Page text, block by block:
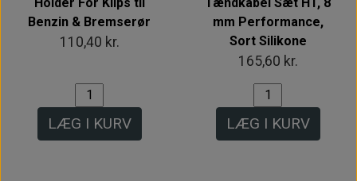
Benzin & Bremserør
110,40 kr.
LÆG I KURV
mm Performance,
Sort Silikone
165,60 kr.
LÆG I KURV